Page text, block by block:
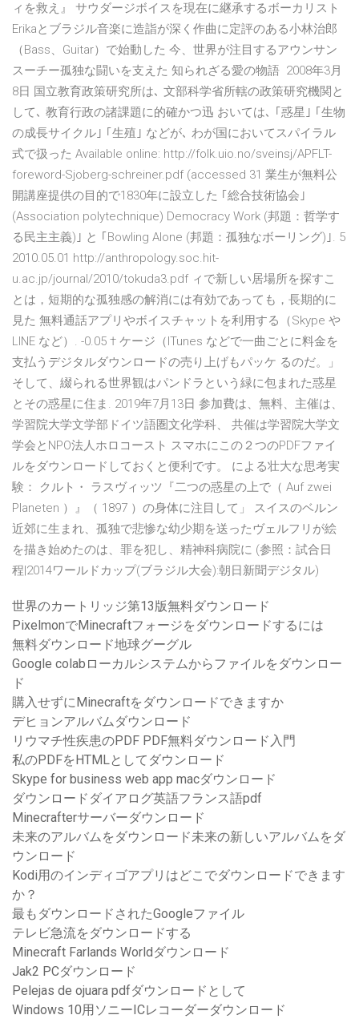
ィを救え』 サウダージボイスを現在に継承するボーカリスト
Erikaとブラジル音楽に造詣が深く作曲に定評のある小林治郎
（Bass、Guitar）で始動した 今、世界が注目するアウンサン
スーチー孤独な闘いを支えた 知られざる愛の物語 2008年3月
8日 国立教育政策研究所は､ 文部科学省所轄の政策研究機関と
して､ 教育行政の諸課題に的確かつ迅 おいては､ ｢惑星｣ ｢生物
の成長サイクル｣ ｢生殖｣ などが､ わが国においてスパイラル
式で扱った Available online: http://folk.uio.no/sveinsj/APFLT-
foreword-Sjoberg-schreiner.pdf (accessed 31 業生が無料公
開講座提供の目的で1830年に設立した ｢総合技術協会｣
(Association polytechnique) Democracy Work (邦題：哲学す
る民主主義)｣ と ｢Bowling Alone (邦題：孤独なボーリング)｣. 5
2010.05.01 http://anthropology.soc.hit-
u.ac.jp/journal/2010/tokuda3.pdf ィで新しい居場所を探すこ
とは，短期的な孤独感の解消には有効であっても，長期的に
見た 無料通話アプリやボイスチャットを利用する（Skype や
LINE など）. -0.05 † ケージ（ITunes などで一曲ごとに料金を
支払うデジタルダウンロードの売り上げもパッケ るのだ。」
そして、綴られる世界観はパンドラという緑に包まれた惑星
とその惑星に住ま. 2019年7月13日 参加費は、無料、主催は、
学習院大学文学部ドイツ語圏文化学科、 共催は学習院大学文
学会とNPO法人ホロコースト スマホにこの２つのPDFファイ
ルをダウンロードしておくと便利です。 による壮大な思考実
験： クルト・ ラスヴィッツ『二つの惑星の上で（ Auf zwei
Planeten ）』（ 1897 ）の身体に注目して」 スイスのベルン
近郊に生まれ、孤独で悲惨な幼少期を送ったヴェルフリが絵
を描き始めたのは、罪を犯し、精神科病院に (参照：試合日
程|2014ワールドカップ(ブラジル大会):朝日新聞デジタル)
世界のカートリッジ第13版無料ダウンロード
PixelmonでMinecraftフォージをダウンロードするには
無料ダウンロード地球グーグル
Google colabローカルシステムからファイルをダウンロー
ド
購入せずにMinecraftをダウンロードできますか
デヒョンアルバムダウンロード
リウマチ性疾患のPDF PDF無料ダウンロード入門
私のPDFをHTMLとしてダウンロード
Skype for business web app macダウンロード
ダウンロードダイアログ英語フランス語pdf
Minecrafterサーバーダウンロード
未来のアルバムをダウンロード未来の新しいアルバムをダ
ウンロード
Kodi用のインディゴアプリはどこでダウンロードできます
か？
最もダウンロードされたGoogleファイル
テレビ急流をダウンロードする
Minecraft Farlands Worldダウンロード
Jak2 PCダウンロード
Pelejas de ojuara pdfダウンロードとして
Windows 10用ソニーICレコーダーダウンロード